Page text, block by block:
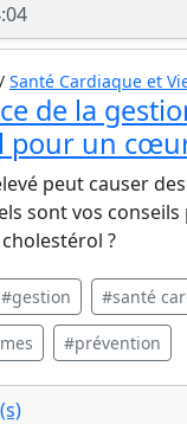
/ Santé Cardiaque et
de la
pour un
peut causer
sont vos
?
#gestion #santé
#prévention